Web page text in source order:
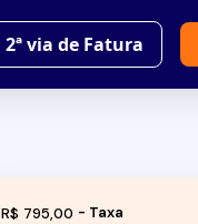
2ª via de Fatura
R$ 795,00